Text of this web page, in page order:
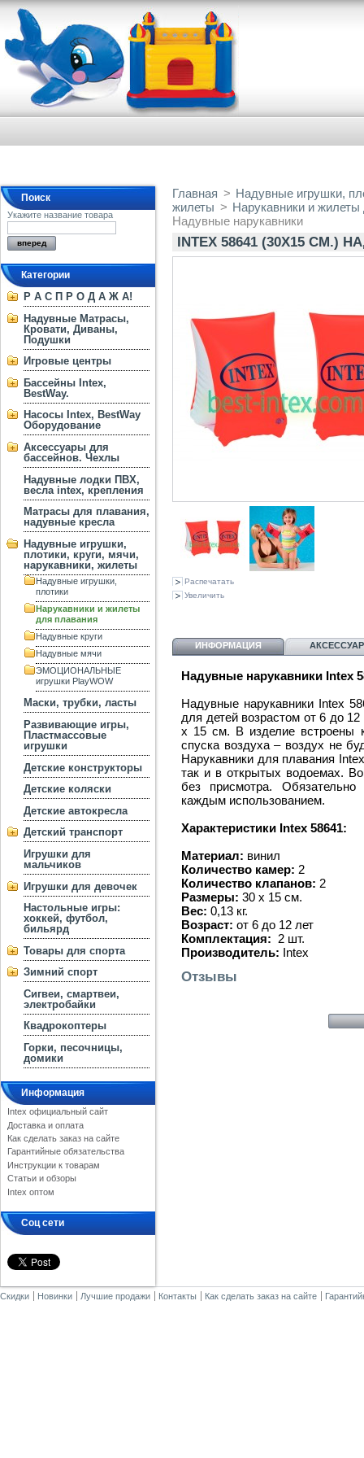
Поиск
Укажите название товара
Категории
Р А С П Р О Д А Ж А!
Надувные Матрасы,
Кровати, Диваны,
Подушки
Игровые центры
Бассейны Intex,
BestWay.
Насосы Intex, BestWay
Оборудование
Аксессуары для
бассейнов. Чехлы
Надувные лодки ПВХ,
весла intex, крепления
Матрасы для плавания,
надувные кресла
Надувные игрушки,
плотики, круги, мячи,
нарукавники, жилеты
Надувные игрушки,
плотики
Нарукавники и жилеты
для плавания
Надувные круги
Надувные мячи
ЭМОЦИОНАЛЬНЫЕ
игрушки PlayWOW
Маски, трубки, ласты
Развивающие игры,
Пластмассовые
игрушки
Детские конструкторы
Детские коляски
Детские автокресла
Детский транспорт
Игрушки для
мальчиков
Игрушки для девочек
Настольные игры:
хоккей, футбол,
бильярд
Товары для спорта
Зимний спорт
Сигвеи, смартвеи,
электробайки
Квадрокоптеры
Горки, песочницы,
домики
Информация
Intex официальный сайт
Доставка и оплата
Как сделать заказ на сайте
Гарантийные обязательства
Инструкции к товарам
Статьи и обзоры
Intex оптом
Соц сети
Главная > Надувные игрушки,
жилеты > Нарукавники и
Надувные нарукавники
INTEX 58641 (30X15 СМ.)
Распечатать
Увеличить
ИНФОРМАЦИЯ
Надувные нарукавники Intex
Надувные нарукавники Intex
для детей возрастом от 6 до
x 15 см. В изделие встроены
спуска воздуха – воздух не
Нарукавники для плавания
так и в открытых водоемах.
без присмотра. Обязательно
каждым использованием.
Характеристики Intex 58641:
Материал: винил
Количество камер: 2
Количество клапанов: 2
Размеры: 30 x 15 см.
Вес: 0,13 кг.
Возраст: от 6 до 12 лет
Комплектация: 2 шт.
Производитель: Intex
Отзывы
Скидки Новинки Лучшие продажи Контакты Как сделать заказ на сайте